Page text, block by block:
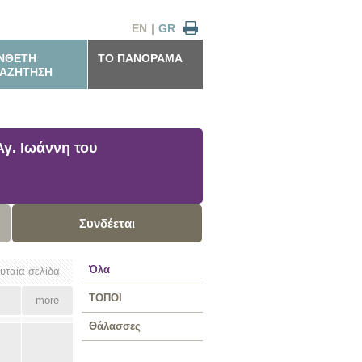
GR
|
EN
ΤΟ ΠΑΝΟΡΑΜΑ
Ιωάννη του
Συνδέεται
σελίδα
more
Όλα
ΤΟΠΟΙ
Θάλασσες